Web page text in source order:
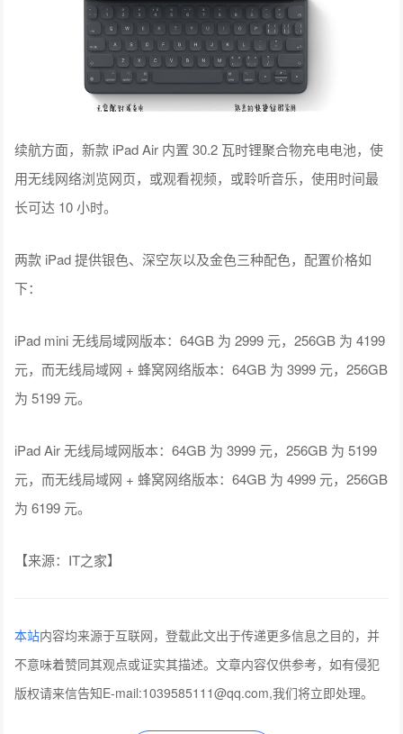
续航方面，新款 iPad Air 内置 30.2 瓦时锂聚合物充电电池，使
用无线网络浏览网页，或观看视频，或聆听音乐，使用时间最
长可达 10 小时。
两款 iPad 提供银色、深空灰以及金色三种配色，配置价格如
下：
iPad mini 无线局域网版本：64GB 为 2999 元，256GB 为 4199
元，而无线局域网 + 蜂窝网络版本：64GB 为 3999 元，256GB
为 5199 元。
iPad Air 无线局域网版本：64GB 为 3999 元，256GB 为 5199
元，而无线局域网 + 蜂窝网络版本：64GB 为 4999 元，256GB
为 6199 元。
【来源：IT之家】
本站内容均来源于互联网，登载此文出于传递更多信息之目的，并
不意味着赞同其观点或证实其描述。文章内容仅供参考，如有侵犯
版权请来信告知E-mail:1039585111@qq.com,我们将立即处理。